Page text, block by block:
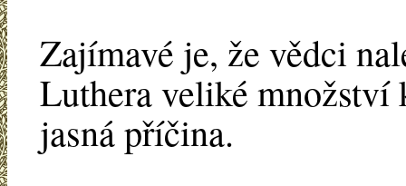
Zajímavé je, že vědci
Luthera veliké množství
jasná příčina.